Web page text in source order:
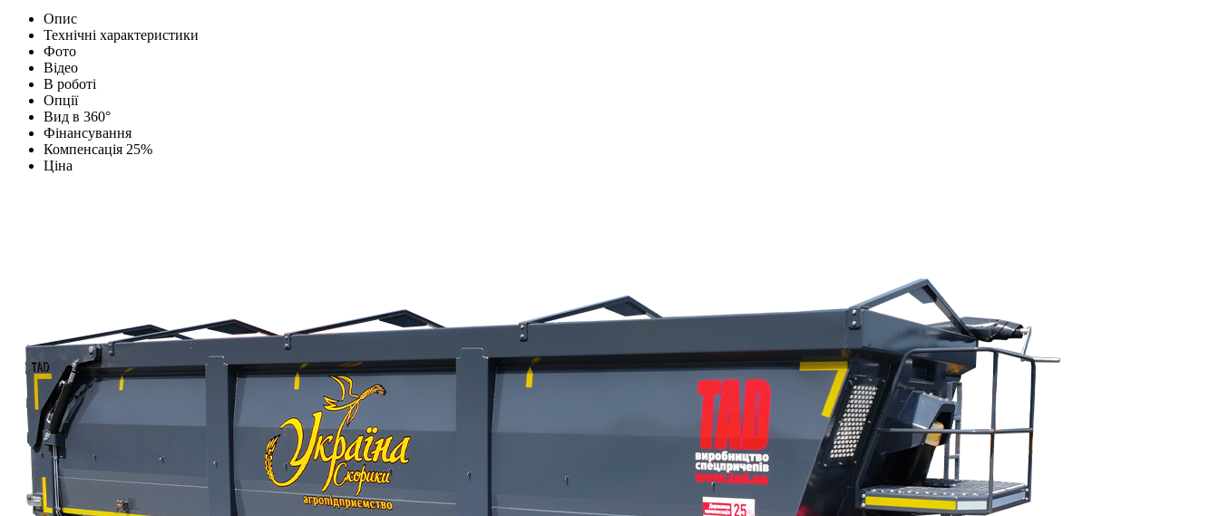
Опис
Технічні характеристики
Фото
Відео
В роботі
Опції
Вид в 360°
Фінансування
Компенсація 25%
Ціна